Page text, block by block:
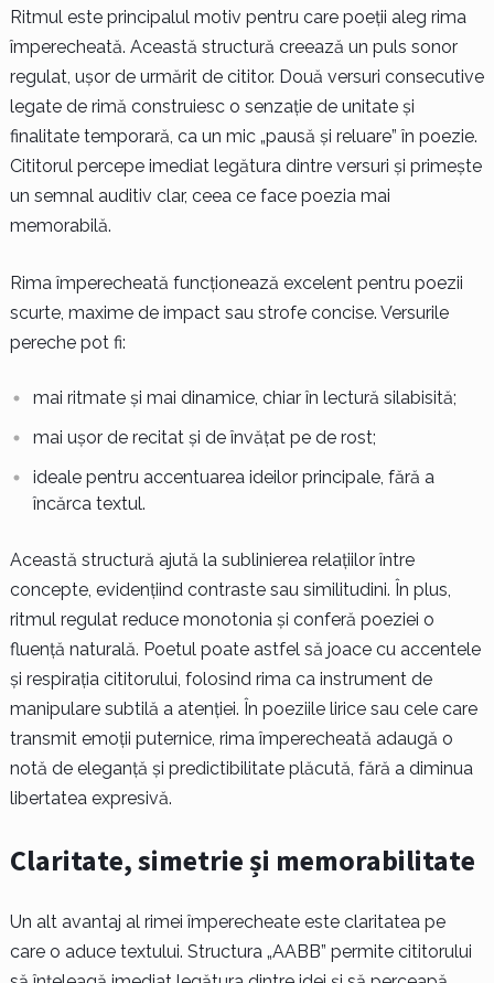
Ritmul este principalul motiv pentru care poeții aleg rima
împerecheată. Această structură creează un puls sonor
regulat, ușor de urmărit de cititor. Două versuri consecutive
legate de rimă construiesc o senzație de unitate și
finalitate temporară, ca un mic „pausă și reluare” în poezie.
Cititorul percepe imediat legătura dintre versuri și primește
un semnal auditiv clar, ceea ce face poezia mai
memorabilă.
Rima împerecheată funcționează excelent pentru poezii
scurte, maxime de impact sau strofe concise. Versurile
pereche pot fi:
mai ritmate și mai dinamice, chiar în lectură silabisită;
mai ușor de recitat și de învățat pe de rost;
ideale pentru accentuarea ideilor principale, fără a
încărca textul.
Această structură ajută la sublinierea relațiilor între
concepte, evidențiind contraste sau similitudini. În plus,
ritmul regulat reduce monotonia și conferă poeziei o
fluență naturală. Poetul poate astfel să joace cu accentele
și respirația cititorului, folosind rima ca instrument de
manipulare subtilă a atenției. În poeziile lirice sau cele care
transmit emoții puternice, rima împerecheată adaugă o
notă de eleganță și predictibilitate plăcută, fără a diminua
libertatea expresivă.
Claritate, simetrie și memorabilitate
Un alt avantaj al rimei împerecheate este claritatea pe
care o aduce textului. Structura „AABB” permite cititorului